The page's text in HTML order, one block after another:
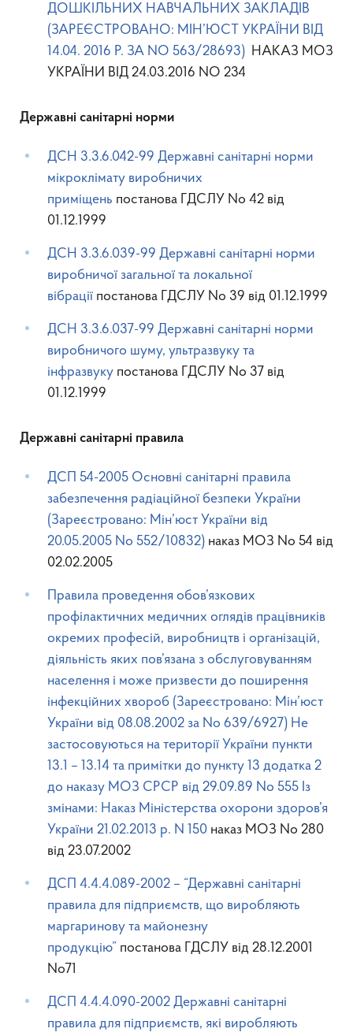
ДОШКІЛЬНИХ НАВЧАЛЬНИХ ЗАКЛАДІВ
(ЗАРЕЄСТРОВАНО: МІН’ЮСТ УКРАЇНИ ВIД
14.04. 2016 Р. ЗА NO 563/28693) НАКАЗ МОЗ
УКРАЇНИ ВІД 24.03.2016 NO 234
Державні санітарні норми
ДСН 3.3.6.042-99 Державні санітарні норми
мікроклімату виробничих
приміщень постанова ГДСЛУ No 42 від
01.12.1999
ДСН 3.3.6.039-99 Державні санітарні норми
виробничої загальної та локальної
вібрації постанова ГДСЛУ No 39 від 01.12.1999
ДСН 3.3.6.037-99 Державні санітарні норми
виробничого шуму, ультразвуку та
інфразвуку постанова ГДСЛУ No 37 від
01.12.1999
Державні санітарні правила
ДСП 54-2005 Основні санітарні правила
забезпечення радіаційної безпеки України
(Зареєстровано: Мін’юст України вiд
20.05.2005 No 552/10832) наказ МОЗ No 54 від
02.02.2005
Правила проведення обов’язкових
профілактичних медичних оглядів працівників
окремих професій, виробництв і організацій,
діяльність яких пов’язана з обслуговуванням
населення і може призвести до поширення
інфекційних хвороб (Зареєстровано: Мін’юст
України вiд 08.08.2002 за No 639/6927) Не
застосовуються на території України пункти
13.1 – 13.14 та примітки до пункту 13 додатка 2
до наказу МОЗ СРСР від 29.09.89 No 555 Із
змінами: Наказ Міністерства охорони здоров’я
України 21.02.2013 р. N 150 наказ МОЗ No 280
від 23.07.2002
ДСП 4.4.4.089-2002 – “Державні санітарні
правила для підприємств, що виробляють
маргаринову та майонезну
продукцію” постанова ГДСЛУ від 28.12.2001
No71
ДСП 4.4.4.090-2002 Державні санітарні
правила для підприємств, які виробляють